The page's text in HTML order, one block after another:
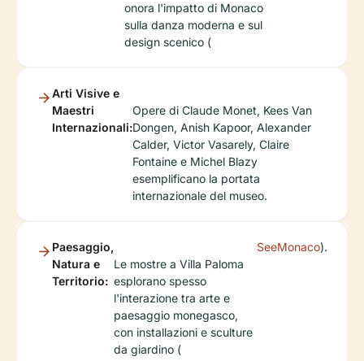
onora l'impatto di Monaco
sulla danza moderna e sul
design scenico (
Arti Visive e
Maestri
Internazionali:
Opere di Claude Monet, Kees Van
Dongen, Anish Kapoor, Alexander
Calder, Victor Vasarely, Claire
Fontaine e Michel Blazy
esemplificano la portata
internazionale del museo.
Paesaggio,
Natura e
Territorio:
Le mostre a Villa Paloma
esplorano spesso
l'interazione tra arte e
paesaggio monegasco,
con installazioni e sculture
da giardino (
SeeMonaco).